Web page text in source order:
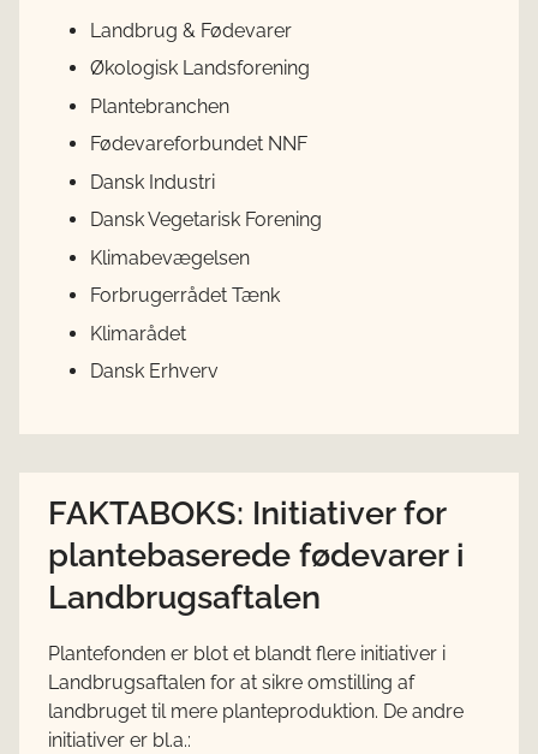
Landbrug & Fødevarer
Økologisk Landsforening
Plantebranchen
Fødevareforbundet NNF
Dansk Industri
Dansk Vegetarisk Forening
Klimabevægelsen
Forbrugerrådet Tænk
Klimarådet
Dansk Erhverv
FAKTABOKS: Initiativer for
plantebaserede fødevarer i
Landbrugsaftalen
Plantefonden er blot et blandt flere initiativer i
Landbrugsaftalen for at sikre omstilling af
landbruget til mere planteproduktion. De andre
initiativer er bl.a.: